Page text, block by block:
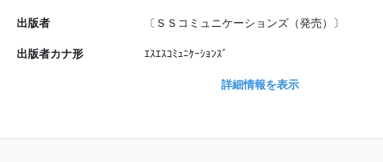
出版者 〔ＳＳコミュニケーションズ（発売）〕
出版者カナ形 ｴｽｴｽｺﾐｭﾆｹｰｼｮﾝｽﾞ
詳細情報を表示